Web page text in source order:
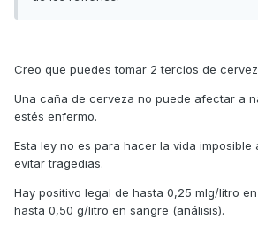
Creo que puedes tomar 2 tercios de
Una caña de cerveza no puede afectar a
estés enfermo.
Esta ley no es para hacer la vida imposible
evitar tragedias.
Hay positivo legal de hasta 0,25 mlg/litro
hasta 0,50 g/litro en sangre (análisis).